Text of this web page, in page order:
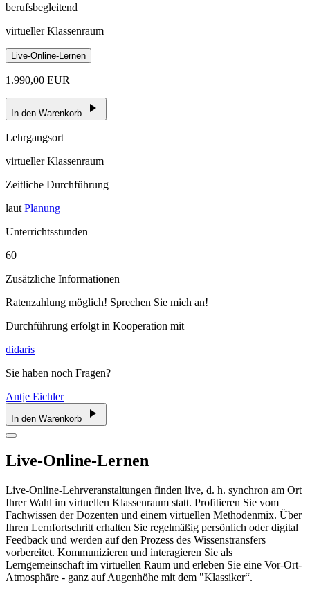
berufsbegleitend
virtueller Klassenraum
Live-Online-Lernen
1.990,00 EUR
In den Warenkorb
Lehrgangsort
virtueller Klassenraum
Zeitliche Durchführung
laut Planung
Unterrichtsstunden
60
Zusätzliche Informationen
Ratenzahlung möglich! Sprechen Sie mich an!
Durchführung erfolgt in Kooperation mit
didaris
Sie haben noch Fragen?
Antje Eichler
In den Warenkorb
Live-Online-Lernen
Live-Online-Lehrveranstaltungen finden live, d. h. synchron am Ort
Ihrer Wahl im virtuellen Klassenraum statt. Profitieren Sie vom
Fachwissen der Dozenten und einem virtuellen Methodenmix. Über
Ihren Lernfortschritt erhalten Sie regelmäßig persönlich oder digital
Feedback und werden auf den Prozess des Wissenstransfers
vorbereitet. Kommunizieren und interagieren Sie als
Lerngemeinschaft im virtuellen Raum und erleben Sie eine Vor-Ort-
Atmosphäre - ganz auf Augenhöhe mit dem "Klassiker“.